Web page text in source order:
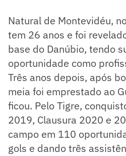
Natural de Montevidéu,
tem 26 anos e foi
base do Danúbio, tendo
oportunidade como
Três anos depois, após
meia foi emprestado ao
ficou. Pelo Tigre,
2019, Clausura 2020 e
campo em 110
gols e dando três